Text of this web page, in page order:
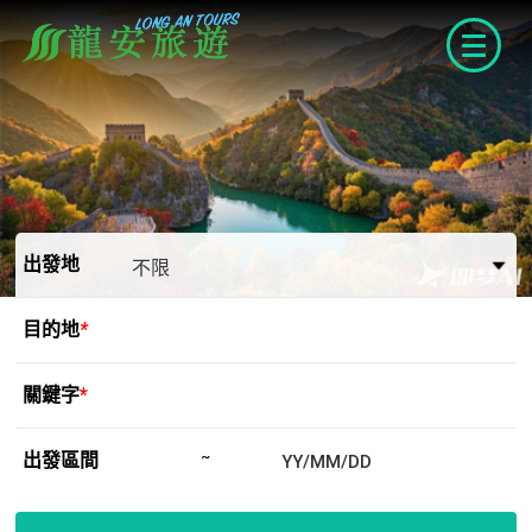
出發地
目的地*
關鍵字*
出發區間 ~